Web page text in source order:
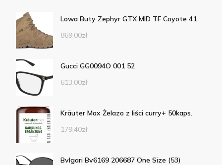
Lowa Buty Zephyr GTX MID TF Coyote 41
869,00zł
Gucci GG0094O 001 52
613,00zł
Kräuter Max Żelazo z liści curry+ 50kaps.
179,40zł
Bvlgari Bv6169 206687 One Size (53)